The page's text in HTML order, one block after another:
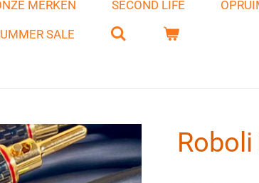
MERKEN SECOND LIFE
SALE
Roboli